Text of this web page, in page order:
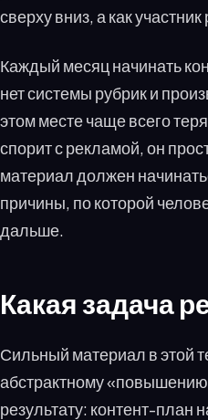
сверху вниз, а как
Каждый месяц начинать
нет системы рубрик и
этом месте чаще всего
спорит с рекламой, он
материал должен
причины, по которой
дальше.
Какая задача
Сильный материал в этой
абстрактному
результату: контент-план